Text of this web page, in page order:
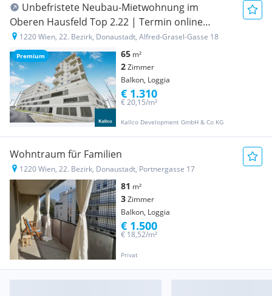
Premium
Unbefristete Neubau-Mietwohnung im
Oberen Hausfeld Top 2.22 | Termin online
buchen: www.hausfeld22.at/nordlicht
1220 Wien, 22. Bezirk, Donaustadt, Alfred-Grasel-Gasse 18
65 m²
2Zimmer
Balkon, Loggia
Kallco Development GmbH & Co KG
€ 20,15/m²
€ 1.310
Wohntraum für Familien
1220 Wien, 22. Bezirk, Donaustadt, Portnergasse 17
81 m²
3Zimmer
Balkon, Loggia
Privat
€ 18,52/m²
€ 1.500